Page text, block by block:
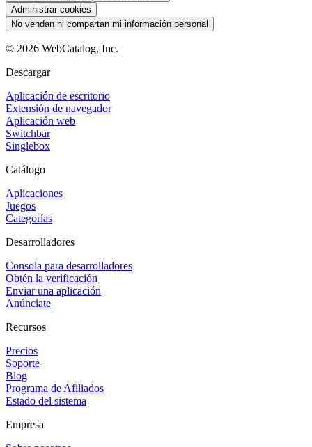
Administrar cookies
No vendan ni compartan mi información personal
© 2026 WebCatalog, Inc.
Descargar
Aplicación de escritorio
Extensión de navegador
Aplicación web
Switchbar
Singlebox
Catálogo
Aplicaciones
Juegos
Categorías
Desarrolladores
Consola para desarrolladores
Obtén la verificación
Enviar una aplicación
Anúnciate
Recursos
Precios
Soporte
Blog
Programa de Afiliados
Estado del sistema
Empresa